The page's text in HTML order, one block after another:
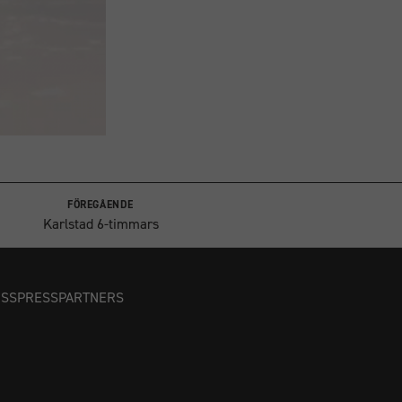
FÖREGÅENDE
Karlstad 6-timmars
PRESSPARTNERS